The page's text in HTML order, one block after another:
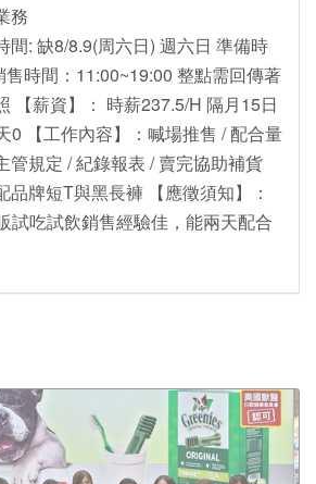
務
間: 缺8/8.9(周六日) 週六日 準備時
售時間：11:00~19:00 整點需回傳著
【薪資】： 時薪237.5/H 隔月15日
0 【工作內容】：喊場推售 / 配合量
管規定 / 紀錄報表 / 賣完協助補貨
品牌短T與黑長褲 【應徵須知】：
試吃試飲銷售經驗佳，能兩天配合